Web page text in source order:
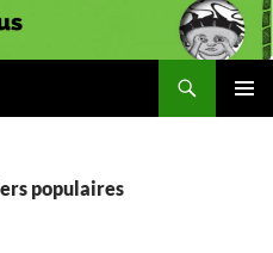
populaires